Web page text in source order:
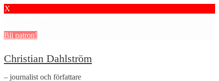
X
Bli patron!
Hoppa
till
navigering
Hoppa
till
innehåll
Christian Dahlström
– journalist och författare